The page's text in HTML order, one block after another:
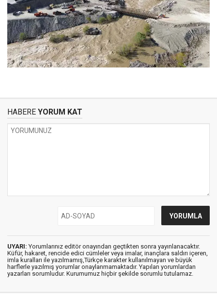
HABERE YORUM KAT
UYARI: Yorumlarınız editör onayından geçtikten sonra yayınlanacaktır.
Küfür, hakaret, rencide edici cümleler veya imalar, inançlara saldırı içeren,
imla kuralları ile yazılmamış,Türkçe karakter kullanılmayan ve büyük
harflerle yazılmış yorumlar onaylanmamaktadır. Yapılan yorumlardan
yazarları sorumludur. Kurumumuz hiçbir şekilde sorumlu tutulamaz.